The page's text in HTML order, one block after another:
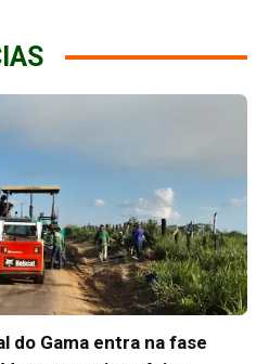
do Gama entra na fase